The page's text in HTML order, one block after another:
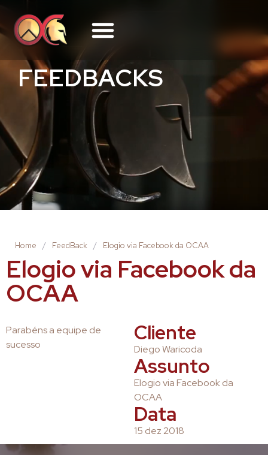
FEEDBACKS
Home / FeedBack / Elogio via Facebook da OCAA
Elogio via Facebook da
OCAA
Parabéns a equipe de
sucesso
Cliente
Diego Waricoda
Assunto
Elogio via Facebook da
OCAA
Data
15 dez 2018